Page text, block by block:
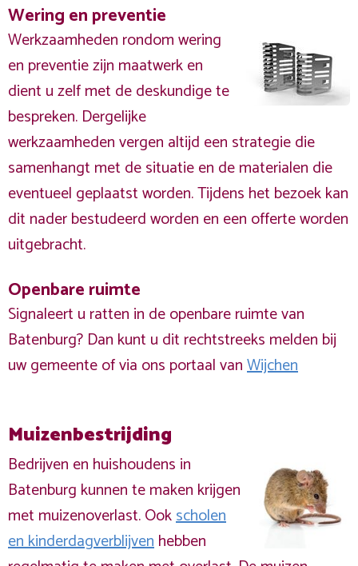
Wering en preventie
Werkzaamheden rondom wering
en preventie zijn maatwerk en
dient u zelf met de deskundige te
bespreken. Dergelijke
werkzaamheden vergen altijd een strategie die
samenhangt met de situatie en de materialen die
eventueel geplaatst worden. Tijdens het bezoek kan
dit nader bestudeerd worden en een offerte worden
uitgebracht.
Openbare ruimte
Signaleert u ratten in de openbare ruimte van
Batenburg? Dan kunt u dit rechtstreeks melden bij
uw gemeente of via ons portaal vanWijchen
Muizenbestrijding
Bedrijven en huishoudens in
Batenburg kunnen te maken krijgen
met muizenoverlast. Ookscholen
en kinderdagverblijvenhebben